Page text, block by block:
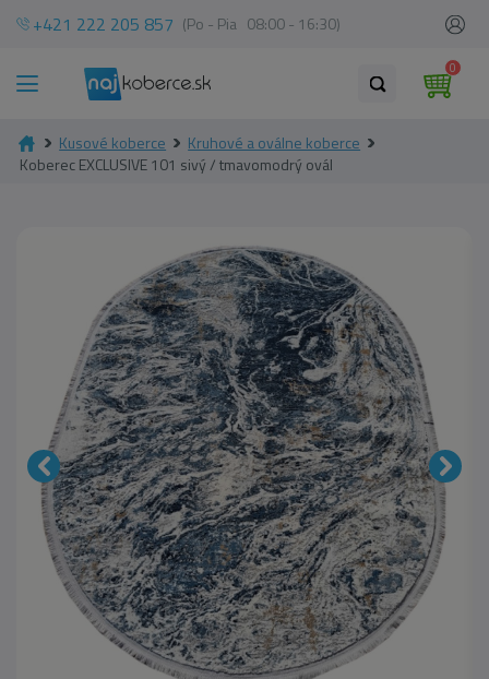
+421 222 205 857 (Po - Pia 08:00 - 16:30)
0
Kusové koberce
Kruhové a oválne koberce
Koberec EXCLUSIVE 101 sivý / tmavomodrý ovál